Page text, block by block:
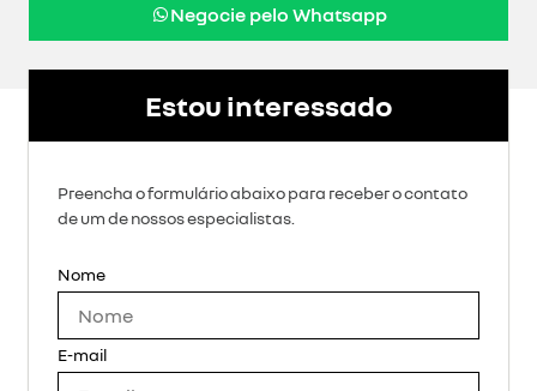
Negocie pelo Whatsapp
Estou interessado
Preencha o formulário abaixo para receber o contato
de um de nossos especialistas.
Nome
E-mail